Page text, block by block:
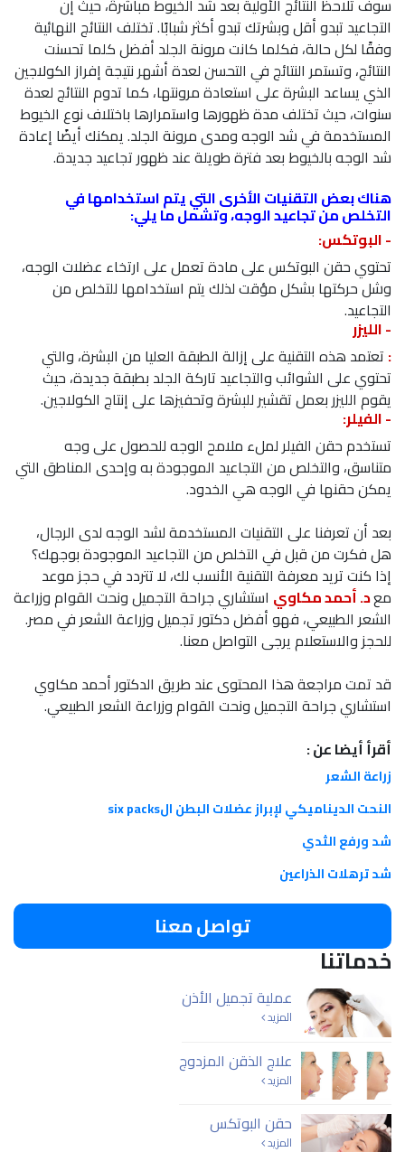
التجاعيد تبدو أقل وبشرتك تبدو أكثر شبابًا. تختلف النتائج النهائية
وفقًا لكل حالة، فكلما كانت مرونة الجلد أفضل كلما تحسنت
النتائج، وتستمر النتائج في التحسن لعدة أشهر نتيجة إفراز الكولاجين
الذي يساعد البشرة على استعادة مرونتها، كما تدوم النتائج لعدة
سنوات، حيث تختلف مدة ظهورها واستمرارها باختلاف نوع الخيوط
المستخدمة في شد الوجه ومدى مرونة الجلد. يمكنك أيضًا إعادة
شد الوجه بالخيوط بعد فترة طويلة عند ظهور تجاعيد جديدة.
هناك بعض التقنيات الأخرى التي يتم استخدامها في
التخلص من تجاعيد الوجه، وتشمل ما يلي:
- البوتكس:
تحتوي حقن البوتكس على مادة تعمل على ارتخاء عضلات الوجه،
وشل حركتها بشكل مؤقت لذلك يتم استخدامها للتخلص من
التجاعيد.
- الليزر
: تعتمد هذه التقنية على إزالة الطبقة العليا من البشرة، والتي
تحتوي على الشوائب والتجاعيد تاركة الجلد بطبقة جديدة، حيث
يقوم الليزر بعمل تقشير للبشرة وتحفيزها على إنتاج الكولاجين.
- الفيلر:
تستخدم حقن الفيلر لملء ملامح الوجه للحصول على وجه
متناسق، والتخلص من التجاعيد الموجودة به وإحدى المناطق التي
يمكن حقنها في الوجه هي الخدود.
بعد أن تعرفنا على التقنيات المستخدمة لشد الوجه لدى الرجال،
هل فكرت من قبل في التخلص من التجاعيد الموجودة بوجهك؟
إذا كنت تريد معرفة التقنية الأنسب لك، لا تتردد في حجز موعد
معد. أحمد مكاوي استشاري جراحة التجميل ونحت القوام وزراعة
الشعر الطبيعي، فهو أفضل دكتور تجميل وزراعة الشعر في مصر.
للحجز والاستعلام يرجى التواصل معنا.
قد تمت مراجعة هذا المحتوى عند طريق الدكتور أحمد مكاوي
استشاري جراحة التجميل ونحت القوام وزراعة الشعر الطبيعي.
أقرأ أيضا عن :
زراعة الشعر
النحت الديناميكي لإبراز عضلات البطن الsix packs
شد ورفع الثدي
شد ترهلات الذراعين
تواصل معنا
خدماتنا
عملية تجميل الأذن
المزيد
علاج الذقن المزدوج
المزيد
حقن البوتكس
المزيد